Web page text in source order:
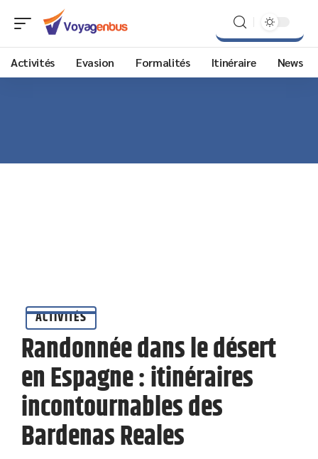
Activités Evasion Formalités Itinéraire News
ACTIVITÉS
Randonnée dans le désert
en Espagne : itinéraires
incontournables des
Bardenas Reales